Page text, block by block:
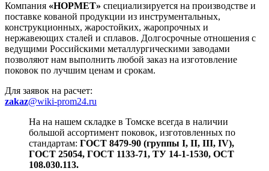
Компания «НОРМЕТ» специализируется на производстве и
поставке кованой продукции из инструментальных,
конструкционных, жаростойких, жаропрочных и
нержавеющих сталей и сплавов. Долгосрочные отношения с
ведущими Российскими металлургическими заводами
позволяют нам выполнить любой заказ на изготовление
поковок по лучшим ценам и срокам.
Для заявок на расчет:
zakaz@wiki-prom24.ru
На на нашем складке в Томске всегда в наличии
большой ассортимент поковок, изготовленных по
стандартам: ГОСТ 8479-90 (группы I, II, III, IV),
ГОСТ 25054, ГОСТ 1133-71, ТУ 14-1-1530, ОСТ
108.030.113.